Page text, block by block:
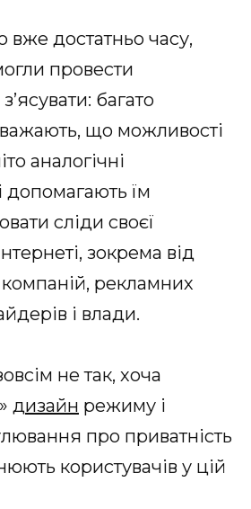
вже достатньо часу,
провести
багато
що можливості
аналогічні
допомагають їм
сліди своєї
зокрема від
рекламних
і влади.
не так, хоча
дизайн режиму і
про приватність
користувачів у цій